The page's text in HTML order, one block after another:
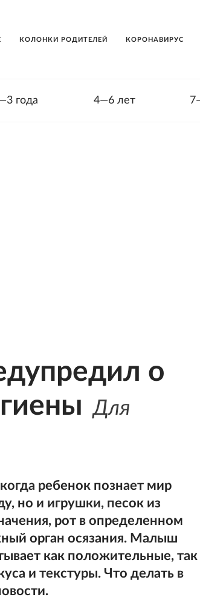
КОЛОНКИ РОДИТЕЛЕЙ КОРОНАВИРУС
года 4—6 лет
о
Для
ребенок познает мир
но и игрушки, песок из
рот в определенном
орган осязания. Малыш
как положительные, так
и текстуры. Что делать в